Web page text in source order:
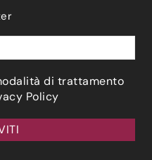
di trattamento
Policy